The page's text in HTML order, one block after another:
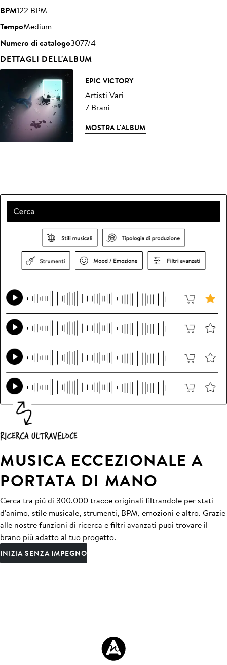
BPM122 BPM
TempoMedium
Numero di catalogo3077/4
DETTAGLI DELL'ALBUM
EPIC VICTORY
Artisti Vari
7 Brani
MOSTRA L'ALBUM
MUSICA ECCEZIONALE A
PORTATA DI MANO
Cerca tra più di 300.000 tracce originali filtrandole per stati
d'animo, stile musicale, strumenti, BPM, emozioni e altro. Grazie
alle nostre funzioni di ricerca e filtri avanzati puoi trovare il
brano più adatto al tuo progetto.
INIZIA SENZA IMPEGNO